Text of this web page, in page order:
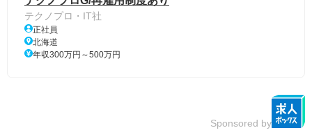
テクノプロ・IT社
正社員
北海道
年収300万円～500万円
Sponsored by